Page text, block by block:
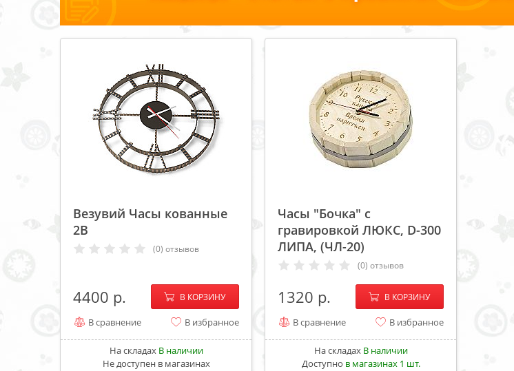
Везувий Часы кованные
2B
(0) отзывов
4400 − +
В КОРЗИНУ
В сравнение В избранное
На складах В наличии
Не доступен в магазинах
Часы "Бочка" с
гравировкой ЛЮКС, D-300
ЛИПА, (ЧЛ-20)
(0) отзывов
1320 − +
В КОРЗИНУ
В сравнение В избранное
На складах В наличии
Доступно в магазинах 1 шт.